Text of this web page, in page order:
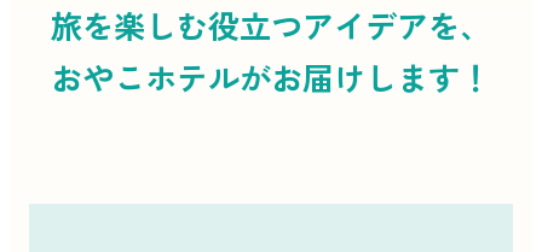
旅を楽しむ役立つアイデアを、
おやこホテルがお届けします！